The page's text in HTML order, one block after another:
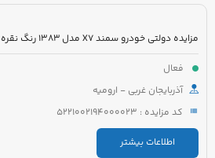
مزایده دولتی خودرو سمند X7 مدل 1383 رنگ نقره ای
فعال
آذربایجان غربی - ارومیه
کد مزایده : 5221002194000023
اطلاعات بیشتر